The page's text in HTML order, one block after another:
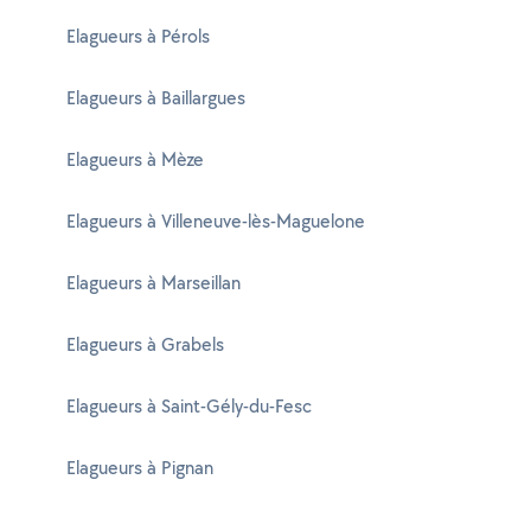
Elagueurs à Pérols
Elagueurs à Baillargues
Elagueurs à Mèze
Elagueurs à Villeneuve-lès-Maguelone
Elagueurs à Marseillan
Elagueurs à Grabels
Elagueurs à Saint-Gély-du-Fesc
Elagueurs à Pignan